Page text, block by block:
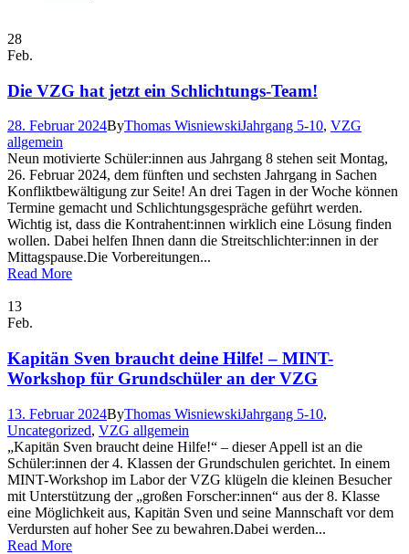
28
Feb.
Die VZG hat jetzt ein Schlichtungs-Team!
28. Februar 2024ByThomas WisniewskiJahrgang 5-10, VZG
allgemein
Neun motivierte Schüler:innen aus Jahrgang 8 stehen seit Montag,
26. Februar 2024, dem fünften und sechsten Jahrgang in Sachen
Konfliktbewältigung zur Seite! An drei Tagen in der Woche können
Termine gemacht und Schlichtungsgespräche geführt werden.
Wichtig ist, dass die Kontrahent:innen wirklich eine Lösung finden
wollen. Dabei helfen Ihnen dann die Streitschlichter:innen in der
Mittagspause.Die Vorbereitungen...
Read More
13
Feb.
Kapitän Sven braucht deine Hilfe! – MINT-
Workshop für Grundschüler an der VZG
13. Februar 2024ByThomas WisniewskiJahrgang 5-10,
Uncategorized, VZG allgemein
„Kapitän Sven braucht deine Hilfe!“ – dieser Appell ist an die
Schüler:innen der 4. Klassen der Grundschulen gerichtet. In einem
MINT-Workshop im Labor der VZG klügeln die kleinen Besucher
mit Unterstützung der „großen Forscher:innen“ aus der 8. Klasse
eine Möglichkeit aus, Kapitän Sven und seine Mannschaft vor dem
Verdursten auf hoher See zu bewahren.Dabei werden...
Read More